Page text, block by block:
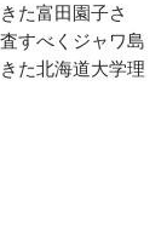
た富田園子さ
すべくジャワ島
た北海道大学理